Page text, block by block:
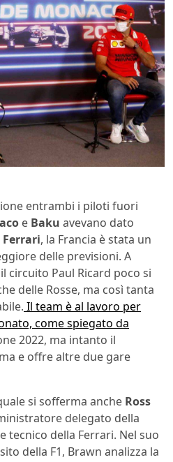
entrambi i piloti fuori
e Baku avevano dato
Ferrari, la Francia è stata un
delle previsioni. A
circuito Paul Ricard poco si
delle Rosse, ma così tanta
Il team è al lavoro per
come spiegato da
2022, ma intanto il
e offre altre due gare
si sofferma anche Ross
delegato della
tecnico della Ferrari. Nel suo
della F1, Brawn analizza la